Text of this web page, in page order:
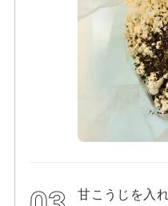
甘こうじを入